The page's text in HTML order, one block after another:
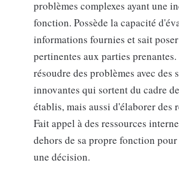
problèmes complexes ayant une
fonction. Possède la capacité
informations fournies et sait
pertinentes aux parties prenantes.
résoudre des problèmes avec des
innovantes qui sortent du cadre
établis, mais aussi d'élaborer des
Fait appel à des ressources
dehors de sa propre fonction
une décision.